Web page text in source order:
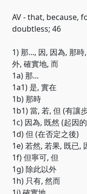
AV - that, because,
doubtless; 46
1) 那..., 因, 因為, 那
外, 確實地, 而
1a) 那...
1a1) 是, 實在
1b) 那時
1b1) 當, 若, 但 (有讓
1c) 因為, 既然 (起因
1d) 但 (在否定之後)
1e) 若然, 若果, 既已,
1f) 但寧可, 但
1g) 除此以外
1h) 只有, 然而